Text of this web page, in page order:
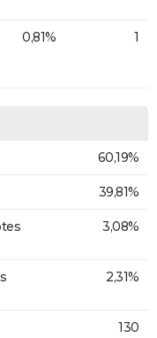
0,81% 1
60,19%
39,81%
3,08%
2,31%
130